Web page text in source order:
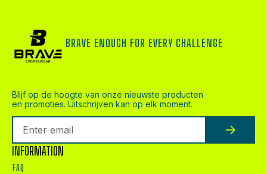
BRAVE ENOUGH FOR EVERY CHALLENGE
Blijf op de hoogte van onze nieuwste producten
en promoties. Uitschrijven kan op elk moment.
INFORMATION
FAQ